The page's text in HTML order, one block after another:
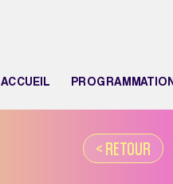
ACCUEIL
< RETOUR